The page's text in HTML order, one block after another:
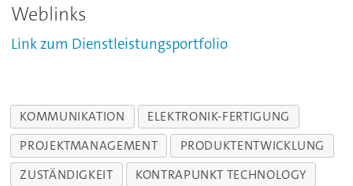
Weblinks
Link zum Dienstleistungsportfolio
KOMMUNIKATION
ELEKTRONIK-FERTIGUNG
PROJEKTMANAGEMENT
PRODUKTENTWICKLUNG
ZUSTÄNDIGKEIT
KONTRAPUNKT TECHNOLOGY